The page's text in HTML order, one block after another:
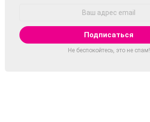
Не беспокойтесь, это не спам!